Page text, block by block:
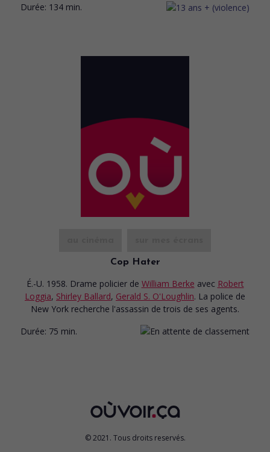
Durée: 134 min.
Cop Hater
É.-U. 1958. Drame policier de William Berke avec Robert
Loggia, Shirley Ballard, Gerald S. O'Loughlin. La police de
New York recherche l'assassin de trois de ses agents.
Durée: 75 min.
© 2021. Tous droits reservés.